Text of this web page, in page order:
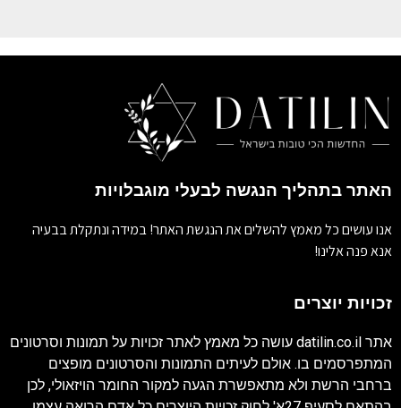
האתר בתהליך הנגשה לבעלי מוגבלויות
אנו עושים כל מאמץ להשלים את הנגשת האתר! במידה ונתקלת בבעיה
אנא פנה אלינו!
זכויות יוצרים
אתר datilin.co.il עושה כל מאמץ לאתר זכויות על תמונות וסרטונים
המתפרסמים בו. אולם לעיתים התמונות והסרטונים מופצים
ברחבי הרשת ולא מתאפשרת הגעה למקור החומר הויזאולי, לכן